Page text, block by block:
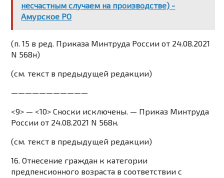
несчастным случаем на производстве) -
Амурское РО
(п. 15 в ред. Приказа Минтруда России от 24.08.2021
N 568н)
(см. текст в предыдущей редакции)
———————————
<9> — <10> Сноски исключены. — Приказ Минтруда
России от 24.08.2021 N 568н.
(см. текст в предыдущей редакции)
16. Отнесение граждан к категории
предпенсионного возраста в соответствии с